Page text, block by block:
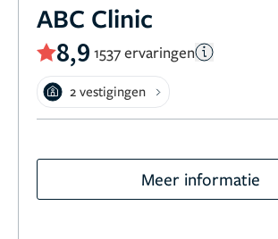
ABC Clinic
8,9 1537 ervaringen
2 vestigingen
Meer informatie